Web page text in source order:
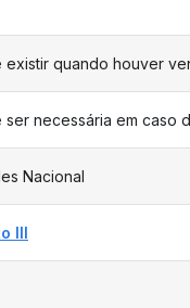
existir quando houver
ser necessária em caso
Nacional
III